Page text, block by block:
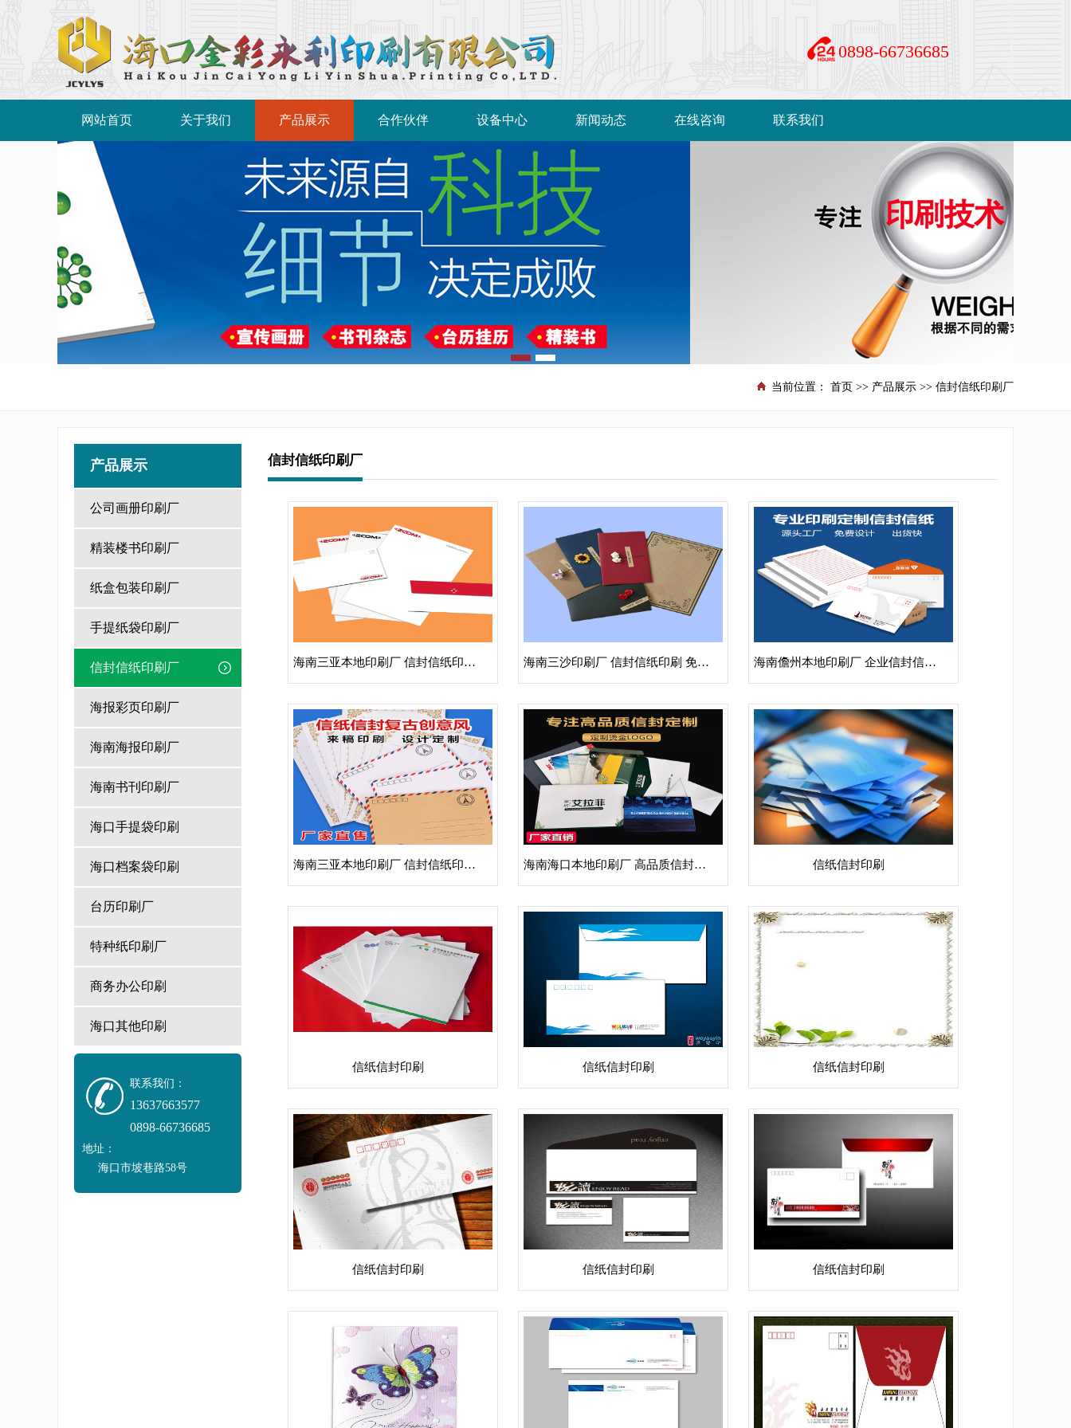
0898-66736685
网站首页 关于我们 产品展示 合作伙伴 设备中心 新闻动态 在线咨询 联系我们
当前位置： 首页 >> 产品展示 >> 信封信纸印刷厂
产品展示
公司画册印刷厂
精装楼书印刷厂
纸盒包装印刷厂
手提纸袋印刷厂
信封信纸印刷厂
海报彩页印刷厂
海南海报印刷厂
海南书刊印刷厂
海口手提袋印刷
海口档案袋印刷
台历印刷厂
特种纸印刷厂
商务办公印刷
海口其他印刷
联系我们：
13637663577
0898-66736685
地址：
海口市坡巷路58号
信封信纸印刷厂
海南三亚本地印刷厂 信封信纸印刷复古创意风设计定制 海南三沙印刷厂 信封信纸印刷 免费设计信封订制信纸 海南儋州本地印刷厂 企业信封信纸印刷定制设计
海南三亚本地印刷厂 信封信纸印刷复古创意风设计定制 海南海口本地印刷厂 高品质信封信纸印刷 定制烫金logo 信纸信封印刷
信纸信封印刷 信纸信封印刷 信纸信封印刷
信纸信封印刷 信纸信封印刷 信纸信封印刷